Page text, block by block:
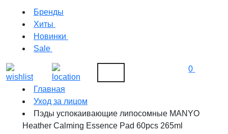
Бренды
Хиты
Новинки
Sale
0
Главная
Уход за лицом
Пэды успокаивающие липосомные MANYO
Heather Calming Essence Pad 60pcs 265ml